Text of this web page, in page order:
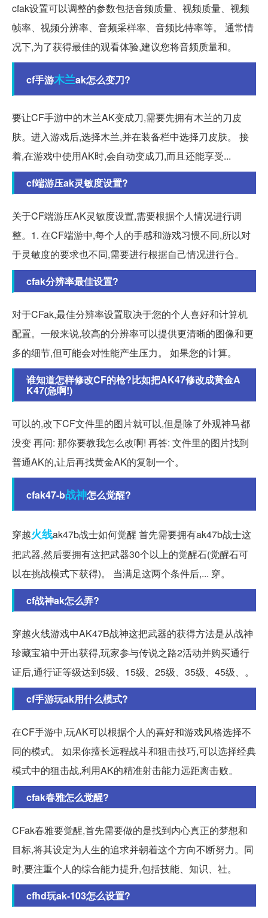
cfak设置可以调整的参数包括音频质量、视频质量、视频
帧率、视频分辨率、音频采样率、音频比特率等。 通常情
况下,为了获得最佳的观看体验,建议您将音频质量和。
cf手游木兰ak怎么变刀?
要让CF手游中的木兰AK变成刀,需要先拥有木兰的刀皮
肤。进入游戏后,选择木兰,并在装备栏中选择刀皮肤。 接
着,在游戏中使用AK时,会自动变成刀,而且还能享受...
cf端游压ak灵敏度设置?
关于CF端游压AK灵敏度设置,需要根据个人情况进行调
整。1. 在CF端游中,每个人的手感和游戏习惯不同,所以对
于灵敏度的要求也不同,需要进行根据自己情况进行合。
cfak分辨率最佳设置?
对于CFak,最佳分辨率设置取决于您的个人喜好和计算机
配置。一般来说,较高的分辨率可以提供更清晰的图像和更
多的细节,但可能会对性能产生压力。 如果您的计算。
谁知道怎样修改CF的枪?比如把AK47修改成黄金A
K47(急啊!)
可以的,改下CF文件里的图片就可以,但是除了外观神马都
没变 再问: 那你要教我怎么改啊! 再答: 文件里的图片找到
普通AK的,让后再找黄金AK的复制一个。
cfak47-b战神怎么觉醒?
穿越火线ak47b战士如何觉醒 首先需要拥有ak47b战士这
把武器,然后要拥有这把武器30个以上的觉醒石(觉醒石可
以在挑战模式下获得)。 当满足这两个条件后,... 穿。
cf战神ak怎么弄?
穿越火线游戏中AK47B战神这把武器的获得方法是从战神
珍藏宝箱中开出获得,玩家参与传说之路2活动并购买通行
证后,通行证等级达到5级、15级、25级、35级、45级、。
cf手游玩ak用什么模式?
在CF手游中,玩AK可以根据个人的喜好和游戏风格选择不
同的模式。 如果你擅长远程战斗和狙击技巧,可以选择经典
模式中的狙击战,利用AK的精准射击能力远距离击败。
cfak春雅怎么觉醒?
CFak春雅要觉醒,首先需要做的是找到内心真正的梦想和
目标,将其设定为人生的追求并朝着这个方向不断努力。同
时,要注重个人的综合能力提升,包括技能、知识、社。
cfhd玩ak-103怎么设置?